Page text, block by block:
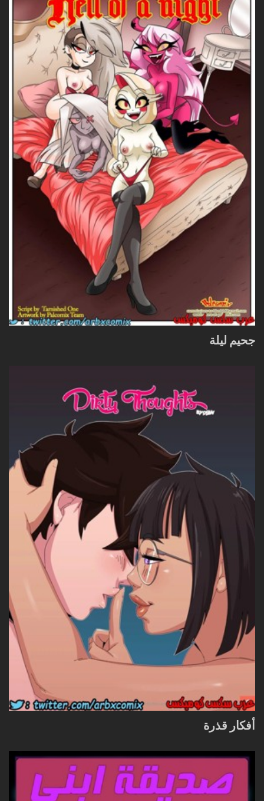
جحيم ليلة
أفكار قذرة